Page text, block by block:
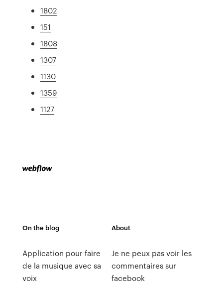
1802
151
1808
1307
1130
1359
1127
On the blog
Application pour faire
de la musique avec sa
voix
About
Je ne peux pas voir les
commentaires sur
facebook